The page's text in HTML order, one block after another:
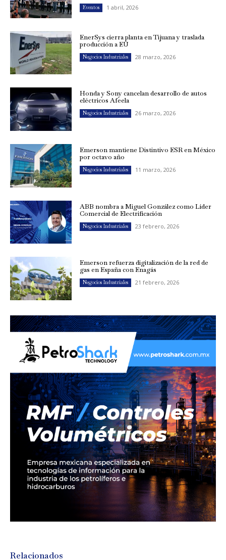
Eventos 1 abril, 2026
EnerSys cierra planta en Tijuana y traslada
producción a EU
Negocios Industriales 28 marzo, 2026
Honda y Sony cancelan desarrollo de autos
eléctricos Afeela
Negocios Industriales 26 marzo, 2026
Emerson mantiene Distintivo ESR en México
por octavo año
Negocios Industriales 11 marzo, 2026
ABB nombra a Miguel González como Líder
Comercial de Electrificación
Negocios Industriales 23 febrero, 2026
Emerson refuerza digitalización de la red de
gas en España con Enagás
Negocios Industriales 21 febrero, 2026
Relacionados